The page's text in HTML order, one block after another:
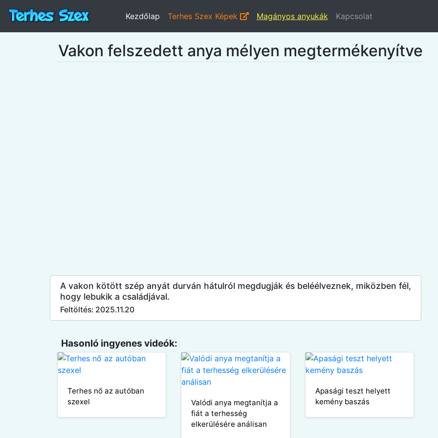
Kezdőlap Terhes Szex Képek Magányos anyukák Kapcsolat
Vakon felszedett anya mélyen megtermékenyítve
A vakon kötött szép anyát durván hátulról megdugják és beléélveznek, miközben fél,
hogy lebukik a családjával.
Feltöltés: 2025.11.20
Hasonló ingyenes videók:
Terhes nő az autóban
szexel
Valódi anya megtanítja a
fiát a terhesség
elkerülésére análisan
Apasági teszt helyett
kemény baszás